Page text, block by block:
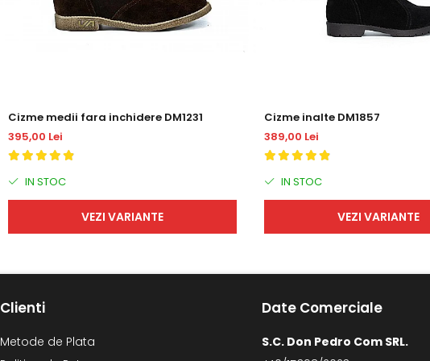
Cizme medii fara inchidere DM1231
395,00 Lei
IN STOC
VEZI VARIANTE
Cizme inalte DM1857
389,00 Lei
IN STOC
VEZI VARIANTE
Clienti
Metode de Plata
Date Comerciale
S.C. Don Pedro Com SRL.